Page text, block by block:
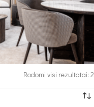
Rodomi visi rezultatai: 2